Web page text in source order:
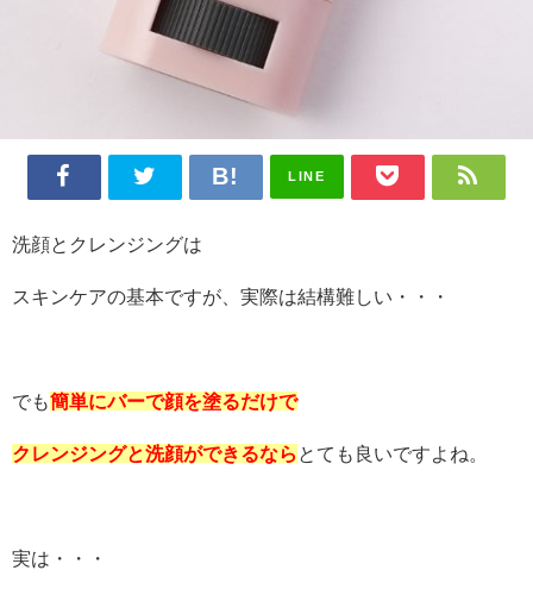
LINE
洗顔とクレンジングは
スキンケアの基本ですが、実際は結構難しい・・・
でも簡単にバーで顔を塗るだけで
クレンジングと洗顔ができるなら とても良いですよね。
実は・・・